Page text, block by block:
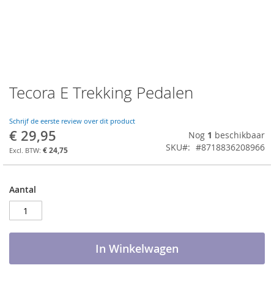
Tecora E Trekking Pedalen
Schrijf de eerste review over dit product
€ 29,95
€ 24,75
Nog 1 beschikbaar
SKU
#8718836208966
Aantal
In Winkelwagen
Ga
naar
begin
van
de
afbeeldingen-